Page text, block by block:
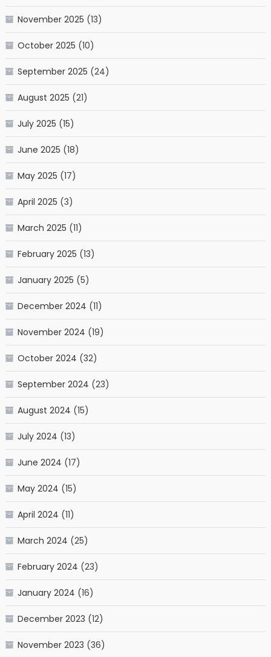
November 2025 (13)
October 2025 (10)
September 2025 (24)
August 2025 (21)
July 2025 (15)
June 2025 (18)
May 2025 (17)
April 2025 (3)
March 2025 (11)
February 2025 (13)
January 2025 (5)
December 2024 (11)
November 2024 (19)
October 2024 (32)
September 2024 (23)
August 2024 (15)
July 2024 (13)
June 2024 (17)
May 2024 (15)
April 2024 (11)
March 2024 (25)
February 2024 (23)
January 2024 (16)
December 2023 (12)
November 2023 (36)